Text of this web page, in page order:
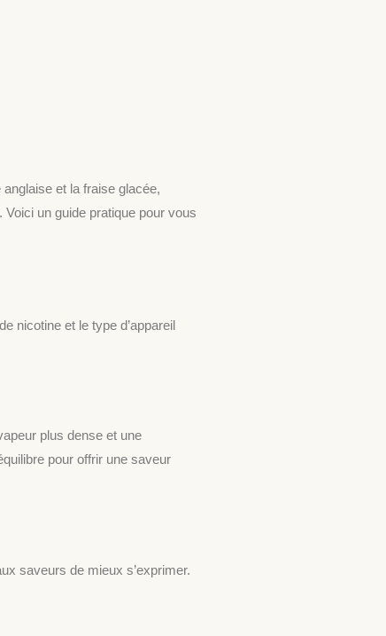
et la fraise glacée,
un guide pratique pour vous
nicotine et le type d’appareil
plus dense et une
pour offrir une saveur
saveurs de mieux s’exprimer.